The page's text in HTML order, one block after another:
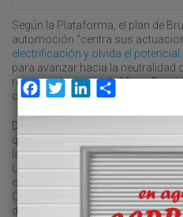
Según la Plataforma, el plan de
automoción “centra sus
electrificación y olvida el
para avanzar hacia la neutralidad
recomendaciones de Mario
competitividad europea”.
Desde esta organización, que
que representan a más de
las que se encuentran Anave,
UE no haya tenido en cuenta en
orientaciones”, recogidas en la
Competitividad’. En este
del principio de neutralidad
Facebook
TwitterLinkedIn